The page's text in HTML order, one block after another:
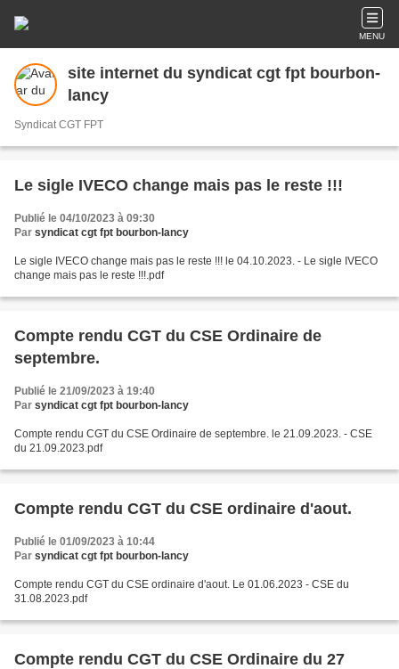
MENU
site internet du syndicat cgt fpt bourbon-
lancy
Syndicat CGT FPT
Le sigle IVECO change mais pas le reste !!!
Publié le 04/10/2023 à 09:30
Par syndicat cgt fpt bourbon-lancy
Le sigle IVECO change mais pas le reste !!! le 04.10.2023. - Le sigle IVECO
change mais pas le reste !!!.pdf
Compte rendu CGT du CSE Ordinaire de
septembre.
Publié le 21/09/2023 à 19:40
Par syndicat cgt fpt bourbon-lancy
Compte rendu CGT du CSE Ordinaire de septembre. le 21.09.2023. - CSE
du 21.09.2023.pdf
Compte rendu CGT du CSE ordinaire d'aout.
Publié le 01/09/2023 à 10:44
Par syndicat cgt fpt bourbon-lancy
Compte rendu CGT du CSE ordinaire d'aout. Le 01.06.2023 - CSE du
31.08.2023.pdf
Compte rendu CGT du CSE Ordinaire du 27